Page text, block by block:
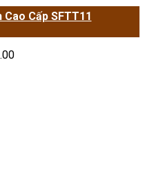
Cấp SFTT11